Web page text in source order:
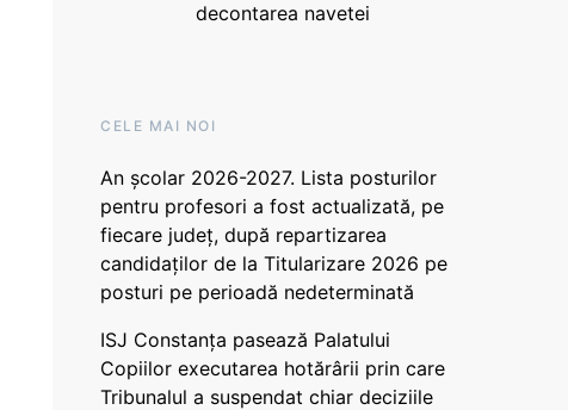
decontarea navetei
CELE MAI NOI
An școlar 2026-2027. Lista posturilor
pentru profesori a fost actualizată, pe
fiecare județ, după repartizarea
candidaților de la Titularizare 2026 pe
posturi pe perioadă nedeterminată
ISJ Constanța pasează Palatului
Copiilor executarea hotărârii prin care
Tribunalul a suspendat chiar deciziile